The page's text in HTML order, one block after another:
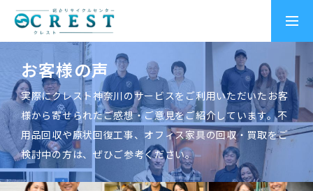
トップページ
個人のお客様向けサービス
法人のお客様向けサービス
お客様の声
実際にクレスト神奈川のサービスをご利用いただいたお客
様から寄せられたご感想・ご意見をご紹介しています。不
用品回収や原状回復工事、オフィス家具の回収・買取をご
検討中の方は、ぜひご参考ください。